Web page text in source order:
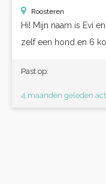
Roosteren
Hi! Mijn naam is Evi
zelf een hond en 6
Past op:
4 maanden geleden